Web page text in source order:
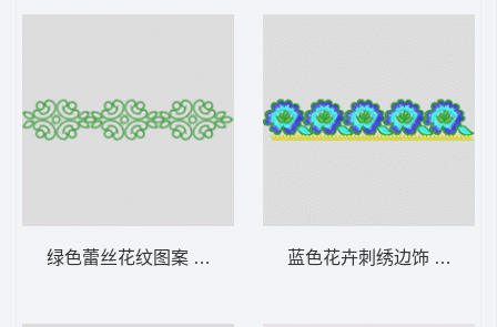
绿色蕾丝花纹图案 条带状 水溶条码网布花边
蓝色花卉刺绣边饰 条带状